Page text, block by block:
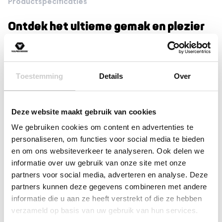
Toestemming Details Over
Deze website maakt gebruik van cookies
We gebruiken cookies om content en advertenties te
personaliseren, om functies voor social media te bieden
en om ons websiteverkeer te analyseren. Ook delen we
informatie over uw gebruik van onze site met onze
partners voor social media, adverteren en analyse. Deze
partners kunnen deze gegevens combineren met andere
informatie die u aan ze heeft verstrekt of die ze hebben
verzameld op basis van uw gebruik van hun services.
pap, yoghurt en snacks!
Specialist: Bij Vulpes Goods BabyCare zijn we
maximaal te ondersteunen bij het ouderschap
Ontdek het ultieme gemak en plezier
met onze complete siliconen
kinderservies set, perfect afgestemd
delige Gecertificeerde Siliconen
Servies Set voor Kinderen & Baby’s
met Vershouddeksel is voorzien van
Zuignappen. Daarnaast is het
kinderservies geschikt voor de oven,
magnetron én diepvries! In een
stijlvolle kleur, is de babyservies set
de ideale keuze voor ouders die
waarde hechten aan veiligheid,
duurzaamheid en functionaliteit. Van
Reviews
Gewaardeerd
uit 5
(2)
Gewaardeerd
uit 5
(0)
Gewaardeerd
uit 5
(0)
uit